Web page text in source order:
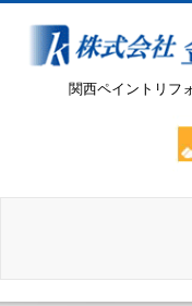
関西ペイントリフ